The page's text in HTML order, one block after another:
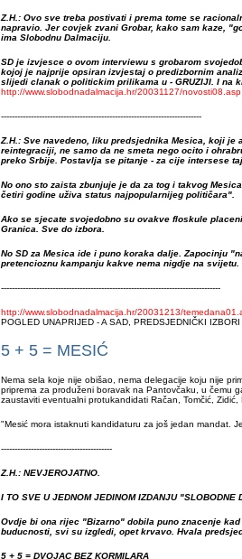
Z.H.: Ovo sve treba postivati i prema tome se
napravio. Jer covjek zvani Grobar, kako sam kaze,
ima Slobodnu Dalmaciju.
SD je izvjesce o ovom interviewu s grobarom
kojoj je najprije opsiran izvjestaj o predizbornim
slijedi clanak o politickim prilikama u - GRUZIJI. I na
http://www.slobodnadalmacija.hr/20031127/novosti08.asp
--------------------------------------------------------------------------
Z.H.: Sve navedeno, liku predsjednika Mesica, koji je
reintegraciji, ne samo da ne smeta nego ocito i
preko Srbije. Postavlja se pitanje - za cije intersese
No ono sto zaista zbunjuje je da za tog i takvog
četiri godine uživa status najpopularnijeg političara".
Ako se sjecate svojedobno su ovakve floskule
Granica. Sve do izbora.
No SD za Mesica ide i puno koraka dalje. Zapocinju
pretencioznu kampanju kakve nema nigdje na
---------------------------------------------------------------------------------
http://www.slobodnadalmacija.hr/20031213/
POGLED UNAPRIJED - A SAD, PREDSJEDNIČKI IZBORI
5 + 5 = MESIĆ
Nema sela koje nije obišao, nema delegacije koju nije
priprema za produženi boravak na Pantovčaku, u čemu
zaustaviti eventualni protukandidati Račan, Tomčić, Zidić,
"Mesić mora istaknuti kandidaturu za još jedan mandat.
-----------------------------------------
Z.H.: NEVJEROJATNO.
I TO SVE U JEDNOM JEDINOM IZDANJU "SLOBODNE
Ovdje bi ona rijec "Bizarno" dobila puno znacenje
buducnosti, svi su izgledi, opet krvavo. Hvala
5 + 5 = DVOJAC BEZ KORMILARA